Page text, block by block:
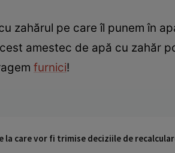
zahărul pe care îl punem în
amestec de apă cu zahăr
furnici!
care vor fi trimise deciziile de